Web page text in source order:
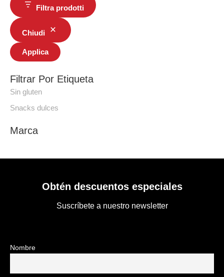
Filtra prodotti
Chiudi
Applica
Filtrar Por Etiqueta
Sin gluten
Snacks dulces
Marca
Obtén descuentos especiales
Suscríbete a nuestro newsletter
Nombre